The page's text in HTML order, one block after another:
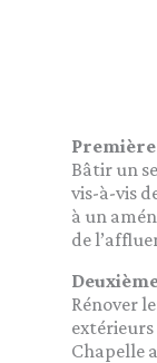
Bâtir un
vis-à-vis
à un
de
Rénover
Chapelle